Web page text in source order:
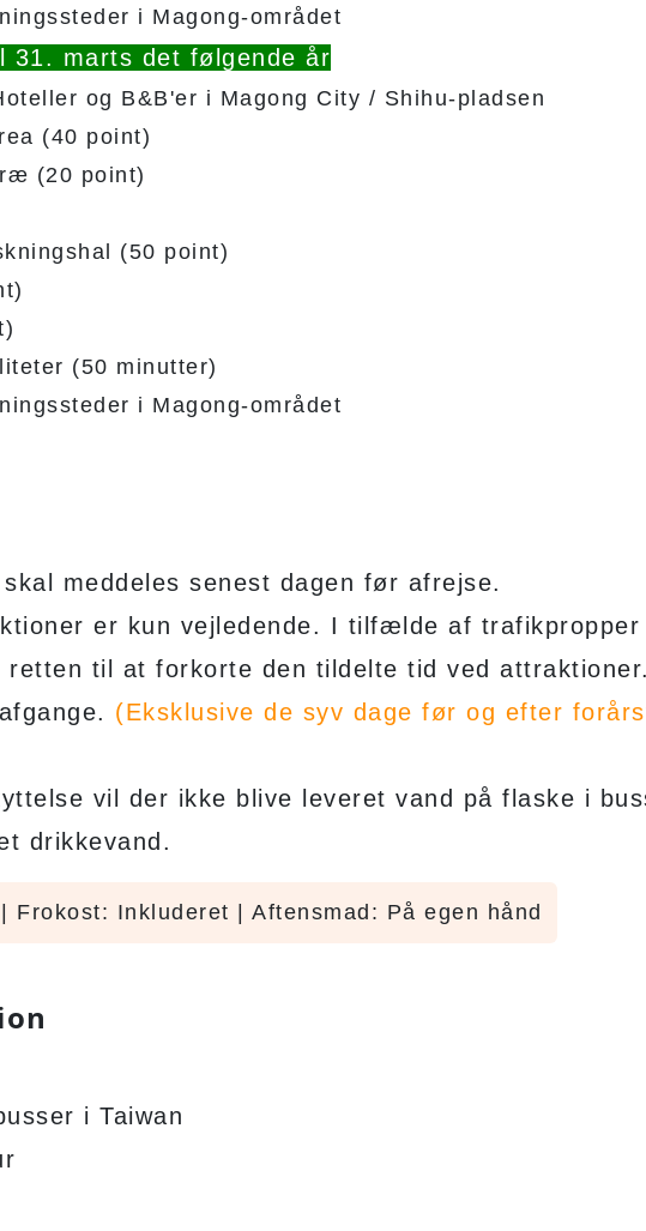
i Magong-området
31. marts det følgende år
og B&B'er i Magong City / Shihu-pladsen
(40 point)
(20 point)
(50 point)
(50 minutter)
i Magong-området
meddeles senest dagen før afrejse.
er kun vejledende. I tilfælde af trafikpropper
retten til at forkorte den tildelte tid ved attraktioner.
(Eksklusive de syv dage før og efter
vil der ikke blive leveret vand på flaske i
drikkevand.
Frokost: Inkluderet | Aftensmad: På egen hånd
i Taiwan